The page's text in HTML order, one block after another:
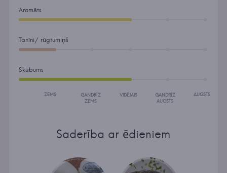
Aromāts
Tanīni/ rūgtumiņš
Skābums
ZEMS
GANDRĪZ
ZEMS
VIDĒJAIS
GANDRĪZ
AUGSTS
AUGSTS
Saderība ar ēdieniem